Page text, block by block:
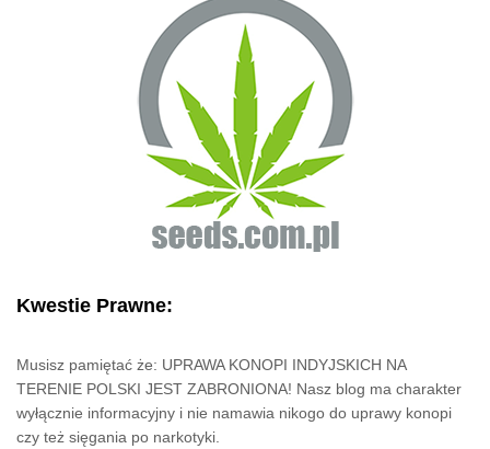
Kwestie Prawne:
Musisz pamiętać że: UPRAWA KONOPI INDYJSKICH NA
TERENIE POLSKI JEST ZABRONIONA! Nasz blog ma charakter
wyłącznie informacyjny i nie namawia nikogo do uprawy konopi
czy też sięgania po narkotyki.